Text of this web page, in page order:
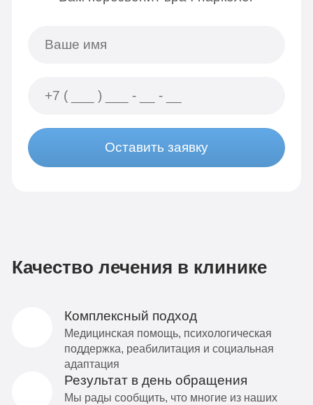
Оставить заявку
Качество лечения в клинике
Комплексный подход
Медицинская помощь, психологическая
поддержка, реабилитация и социальная
адаптация
Результат в день обращения
Мы рады сообщить, что многие из наших